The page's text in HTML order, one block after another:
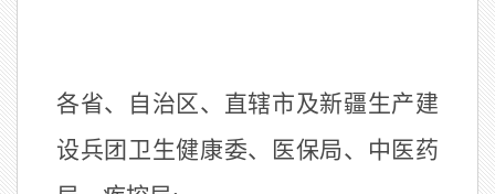
各省、自治区、直辖市及新疆生产建
设兵团卫生健康委、医保局、中医药